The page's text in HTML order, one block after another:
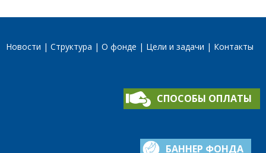
Новости Структура О фонде Цели и задачи Контакты
СПОСОБЫ ОПЛАТЫ
БАННЕР ФОНДА